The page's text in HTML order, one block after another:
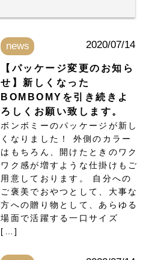
news 2020/07/14
【パッケージ変更のお知ら
せ】新しくなった
BOMBOMYを引き続きよ
ろしくお願い致します。
ボンボミーのパッケージが新し
くなりました！ 外側のカラー
はもちろん、開けたときのワク
ワク感が増すような仕掛けもご
用意しております。 自分への
ご褒美でおやつとして、大事な
方への贈り物として、あらゆる
場面で活躍する一口サイズ
[…]